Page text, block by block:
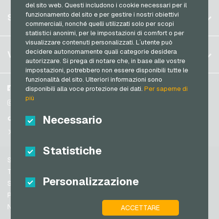
del sito web. Questi includono i cookie necessari per il
funzionamento del sito e per gestire i nostri obiettivi
commerciali, nonché quelli utilizzati solo per scopi
statistici anonimi, per le impostazioni di comfort o per
visualizzare contenuti personalizzati. L´utente può
decidere autonomamente quali categorie desidera
autorizzare. Si prega di notare che, in base alle vostre
impostazioni, potrebbero non essere disponibili tutte le
funzionalità del sito. Ulteriori informazioni sono
disponibili alla voce protezione dei dati.Per saperne di
più
Necessario
Statistiche
Personalizzazione
ACCETTARE
Spotify Premium Buoni regalo
Thalia Buoni regalo
TikTok Buoni regalo
toom Buoni regalo
Wolt Buoni regalo
World of Sweets Buoni regalo
Wunschgutschein Buoni regalo
Zalando Buoni regalo
Germania (DE)
Germania (EN)
Francia
Italia
Paesi Bassi
Austria
Portogallo
Svizzera (DE)
Svizzera (IT)
Stati Uniti (EN)
Registrati
Accedi
Il mio carrello
SERVIZIO
FAQ
Metodi di pagamento
Termini & Condizioni&Diritto di recesso
Protezione dei dati
VGO-SHOP
Su di noi
Partner
Facebook
Instagram
TikTok
Supporto
Termini & Condizioni
Sicurezza e verifica
Protezione dei dati
Note legali